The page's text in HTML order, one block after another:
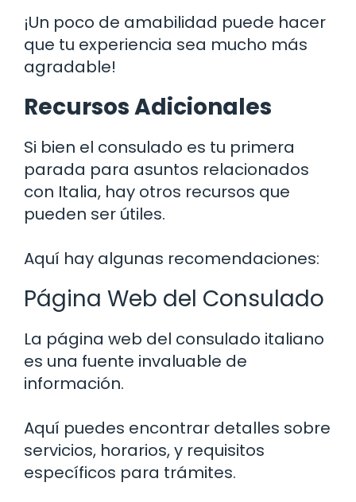
¡Un poco de amabilidad puede hacer
que tu experiencia sea mucho más
agradable!
Recursos Adicionales
Si bien el consulado es tu primera
parada para asuntos relacionados
con Italia, hay otros recursos que
pueden ser útiles.
Aquí hay algunas recomendaciones:
Página Web del Consulado
La página web del consulado italiano
es una fuente invaluable de
información.
Aquí puedes encontrar detalles sobre
servicios, horarios, y requisitos
específicos para trámites.